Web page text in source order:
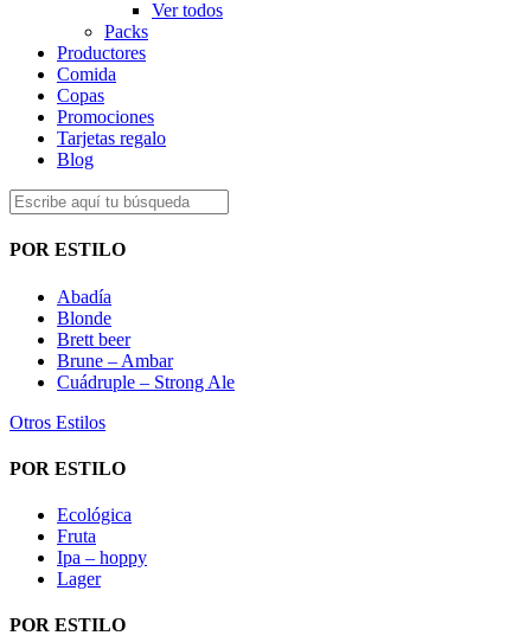
Ver todos
Packs
Productores
Comida
Copas
Promociones
Tarjetas regalo
Blog
POR ESTILO
Abadía
Blonde
Brett beer
Brune – Ambar
Cuádruple – Strong Ale
Otros Estilos
POR ESTILO
Ecológica
Fruta
Ipa – hoppy
Lager
POR ESTILO